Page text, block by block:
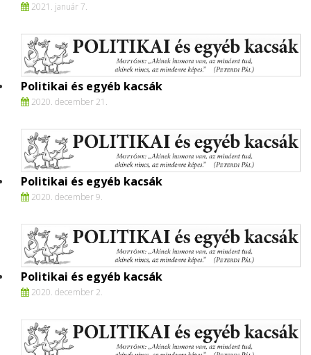
2021. január 7.
Politikai és egyéb kacsák
2020. december 21.
Politikai és egyéb kacsák
2020. december 9.
Politikai és egyéb kacsák
2020. december 2.